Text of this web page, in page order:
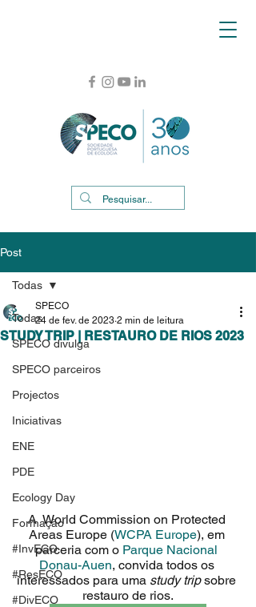
Post
Todas
SPECO divulga
SPECO parceiros
Projectos
Iniciativas
ENE
PDE
Ecology Day
Formação
#InvECO
#ResECO
#DivECO
Todas
STUDY TRIP | RESTAURO DE RIOS 2023
SPECO
24 de fev. de 2023 2 min de leitura
A  World Commission on Protected
Areas Europe (WCPA Europe), em
parceria com o Parque Nacional
Donau-Auen, convida todos os
interessados para uma study trip sobre
restauro de rios.